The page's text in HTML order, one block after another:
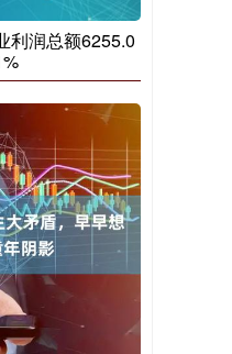
利润总额6255.0